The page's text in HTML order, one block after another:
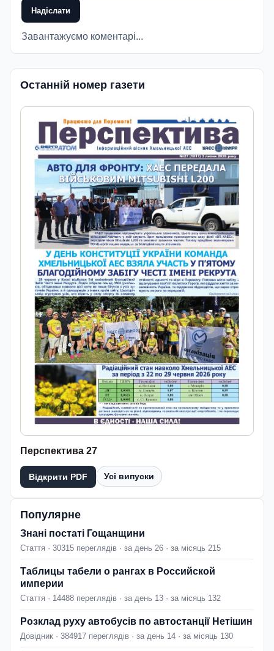
Надіслати
Завантажуємо коментарі...
Останній номер газети
Перспектива 27
Відкрити PDF Усі випуски
Популярне
Знані постаті Гощанщини
Стаття · 30315 переглядів · за день 26 · за місяць 215
Таблицы табели о рангах в Российской
империи
Стаття · 14488 переглядів · за день 13 · за місяць 132
Розклад руху автобусів по автостанції Нетішин
Довідник · 384917 переглядів · за день 14 · за місяць 130